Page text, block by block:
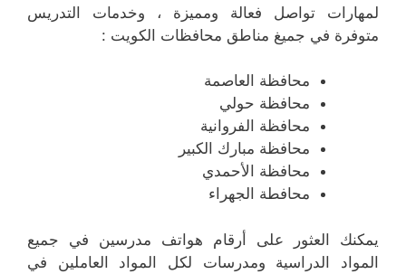
لمهارات تواصل فعالة ومميزة ، وخدمات التدريس
متوفرة في جميغ مناطق محافظات الكويت :
محافظة العاصمة
محافظة حولي
محافظة الفروانية
محافظة مبارك الكبير
محافظة الأحمدي
محافطة الجهراء
يمكنك العثور على أرقام هواتف مدرسين في جميع
المواد الدراسية ومدرسات لكل المواد العاملين في